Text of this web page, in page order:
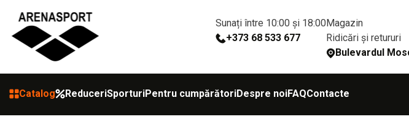
Sunați între 10:00 și 18:00
+373 68 533 677
Magazin
Ridicări și retururi
Bulevardul
Catalog ReduceriSporturiPentru cumpărătoriDespre noiFAQContacte